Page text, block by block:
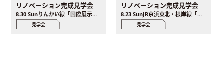
リノベーション完成見学会
8.30 Sunりんかい線「国際展示場駅」徒歩8分、新交通ゆりかもめ「有明テニスの森駅」徒歩5分
見学会
リノベーション完成見学会
8.23 SunJR京浜東北・根岸線「横浜駅」徒歩5分
見学会